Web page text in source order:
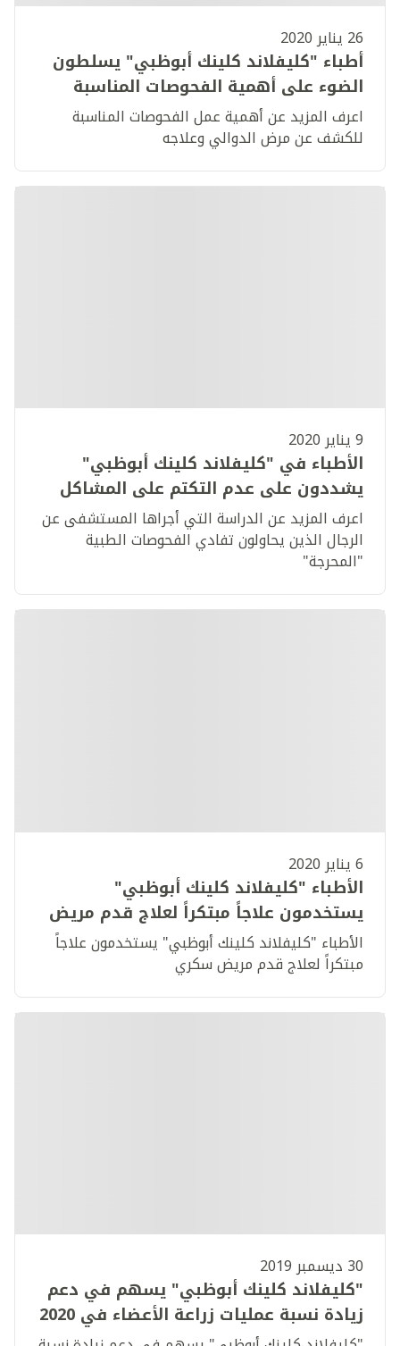
26 يناير 2020
أطباء "كليفلاند كلينك أبوظبي" يسلطون
الضوء على أهمية الفحوصات المناسبة
للكشف عن مرض الدوالي وعلاجه
اعرف المزيد عن أهمية عمل الفحوصات المناسبة
للكشف عن مرض الدوالي وعلاجه
9 يناير 2020
الأطباء في "كليفلاند كلينك أبوظبي"
يشددون على عدم التكتم على المشاكل
الصحية الخاصة بالرجل
اعرف المزيد عن الدراسة التي أجراها المستشفى عن
الرجال الذين يحاولون تفادي الفحوصات الطبية
"المحرجة"
6 يناير 2020
الأطباء "كليفلاند كلينك أبوظبي"
يستخدمون علاجاً مبتكراً لعلاج قدم مريض
سكري
الأطباء "كليفلاند كلينك أبوظبي" يستخدمون علاجاً
مبتكراً لعلاج قدم مريض سكري
30 ديسمبر 2019
"كليفلاند كلينك أبوظبي" يسهم في دعم
زيادة نسبة عمليات زراعة الأعضاء في 2020